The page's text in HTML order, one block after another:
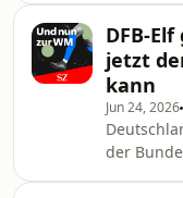
Runde?
DFB-
jetzt
kann
Jun 24, 2026
der